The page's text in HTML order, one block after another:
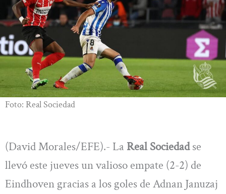
Foto: Real Sociedad
(David Morales/EFE).- La Real Sociedadse
llevó este jueves un valioso empate (2-2) de
Eindhoven gracias a los goles de Adnan Januzaj